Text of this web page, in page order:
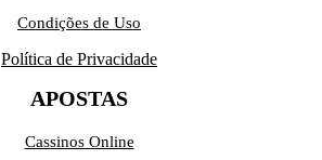
Condições de Uso
Política de Privacidade
APOSTAS
Cassinos Online